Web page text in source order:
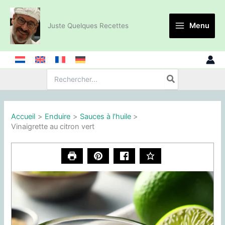
Aller
contenu
Juste Quelques Recettes Menu
de
Accueil Enduire
Sauces à l’huile
Vinaigrette au citron vert